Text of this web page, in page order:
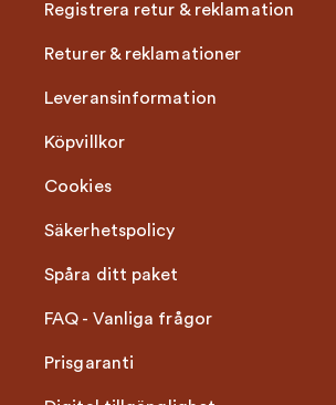
Registrera retur & reklamation
Returer & reklamationer
Leveransinformation
Köpvillkor
Cookies
Säkerhetspolicy
Spåra ditt paket
FAQ - Vanliga frågor
Prisgaranti